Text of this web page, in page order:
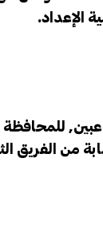
الإعداد.
للمحافظة
من الفريق